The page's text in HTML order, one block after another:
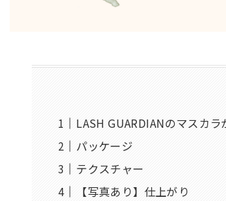
LASH GUARDIANのマスカラ
パッケージ
テクスチャー
【写真あり】仕上がり